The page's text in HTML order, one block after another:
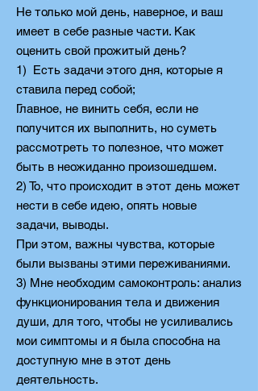
Не только мой день, наверное, и ваш
имеет в себе разные части. Как
оценить свой прожитый день?
1) Есть задачи этого дня, которые я
ставила перед собой;
Главное, не винить себя, если не
получится их выполнить, но суметь
рассмотреть то полезное, что может
быть в неожиданно произошедшем.
2) То, что происходит в этот день может
нести в себе идею, опять новые
задачи, выводы.
При этом, важны чувства, которые
были вызваны этими переживаниями.
3) Мне необходим самоконтроль: анализ
функционирования тела и движения
души, для того, чтобы не усиливались
мои симптомы и я была способна на
доступную мне в этот день
деятельность.